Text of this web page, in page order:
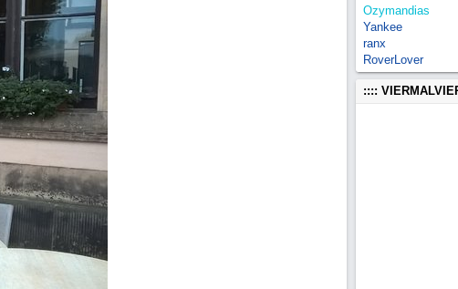
Ozymandias
Yankee
ranx
RoverLover
::::